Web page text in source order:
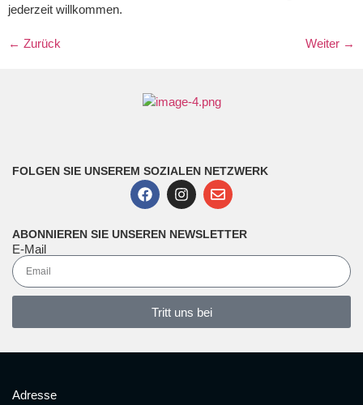
jederzeit willkommen.
← Zurück Weiter →
FOLGEN SIE UNSEREM SOZIALEN NETZWERK
ABONNIEREN SIE UNSEREN NEWSLETTER
E-Mail
Tritt uns bei
Adresse